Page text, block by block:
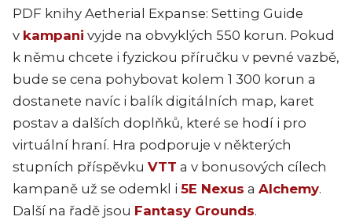
PDF knihy Aetherial Expanse: Setting Guide
v kampani vyjde na obvyklých 550 korun. Pokud
k němu chcete i fyzickou příručku v pevné vazbě,
bude se cena pohybovat kolem 1 300 korun a
dostanete navíc i balík digitálních map, karet
postav a dalších doplňků, které se hodí i pro
virtuální hraní. Hra podporuje v některých
stupních příspěvku VTT a v bonusových cílech
kampaně už se odemkl i 5E Nexus a Alchemy.
Další na řadě jsou Fantasy Grounds.